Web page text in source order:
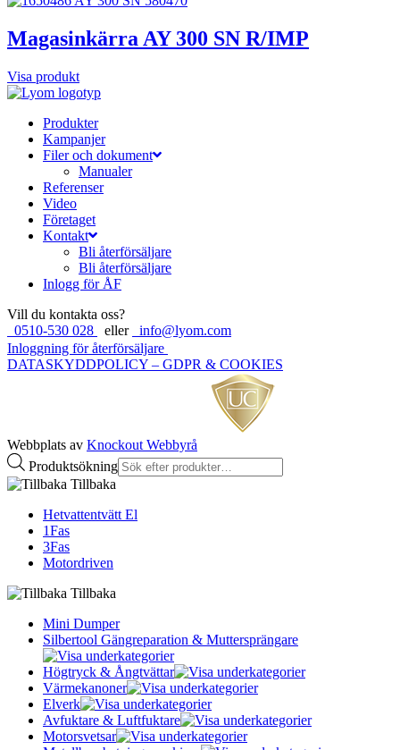
Magasinkärra AY 300 SN R/IMP
Visa produkt
Produkter
Kampanjer
Filer och dokument
Manualer
Referenser
Video
Företaget
Kontakt
Bli återförsäljare
Bli återförsäljare
Inlogg för ÅF
Vill du kontakta oss?
0510-530 028
eller
info@lyom.com
Inloggning för återförsäljare
DATASKYDDPOLICY – GDPR & COOKIES
Webbplats av Knockout Webbyrå
Produktsökning
Tillbaka
Hetvattentvätt El
1Fas
3Fas
Motordriven
Tillbaka
Mini Dumper
Silbertool Gängreparation & Muttersprängare
Högtryck & Ångtvättar
Värmekanoner
Elverk
Avfuktare & Luftfuktare
Motorsvetsar